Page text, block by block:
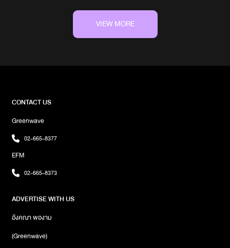
โดยตรงลัคนาทั้ง ๑๒ราศี ติดตามอ่านกันได้เลย‌ราศีเมษระวังการเป็นหนี้
เป็นสิน หรือบริหารหนี้ให้เป็นรายได้ ช่วงนี้ไม่สปอร์ตเหมือนเดิม ขี้เหนียว
ขึ้นเพราะมีรายจ่ายให้ควบคุมดูแล แต่ใครจะกู้ธนาคารมีเกณฑ์ได้ มักมี
เจรจา ถ้าเป็นผู้หญิงมักชอบแต่งหน้าทาปาก‌ราศีมิถุนช่วงนี้ตนเองมักไป
เดินทางไปมาหาสู่กับญาติพี่น้องเพื่อนฝูงอยู่เสมอ มีสังคมมีการเจรจา
การงานเป็นลู่เป็นสัน มีภารกิจหน้าที่การงานเกี่ยวกับการเงินการคลัง ที่
ทำงานเต็มไปด้วยของกิน มีขนม นมเนย ผลไม้ต่างๆ เสมอ‌ราศีกันย์ช่วงนี้
ใช้บ้านเป็นที่ประชุมสังสรรค์‌ราศีตุลย์สิ่งที่ได้เรียนมาแล้ว ช่วงนี้ ไม่ได้ใช้
วิชาความรู้ที่เรียนมาโดยตรง กับใช้วิชานอกตำรา หรือใช้วิชาจากที่ผ่าน
เผย‌ราศีพิจิกคู่ครองคนรักช่วงนี้ช่างเจรจาพาที ขยันพูด หรือ มีเหตุให้
ท่านต้องเป็นโฆษกจำเป็น ออกไปสื่อสารแทนองค์กร หน่วยงาน‌ราศีธนูคู่
ครองจะคอยขัดคอ ไม่ลงรอยอยู่เรื่อยๆ แต่ก็ยังอยู่กันได้‌ราศีมังกร
บริวาร กระด้างกระเดื่อง คบบริวารจะทำให้เสียหาย ไม่ควรทำงานเกี่ยว
VIEW MORE
CONTACT US
Greenwave
02-665-8377
EFM
02-665-8373
ADVERTISE WITH US
อังคณา พองาม
(Greenwave)